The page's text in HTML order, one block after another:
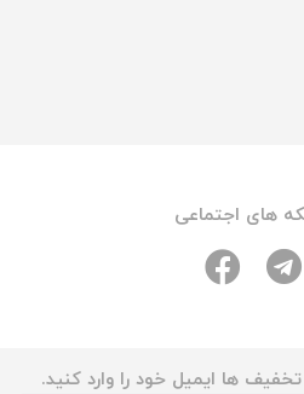
های اجتماعی
ها ایمیل خود را وارد کنید.